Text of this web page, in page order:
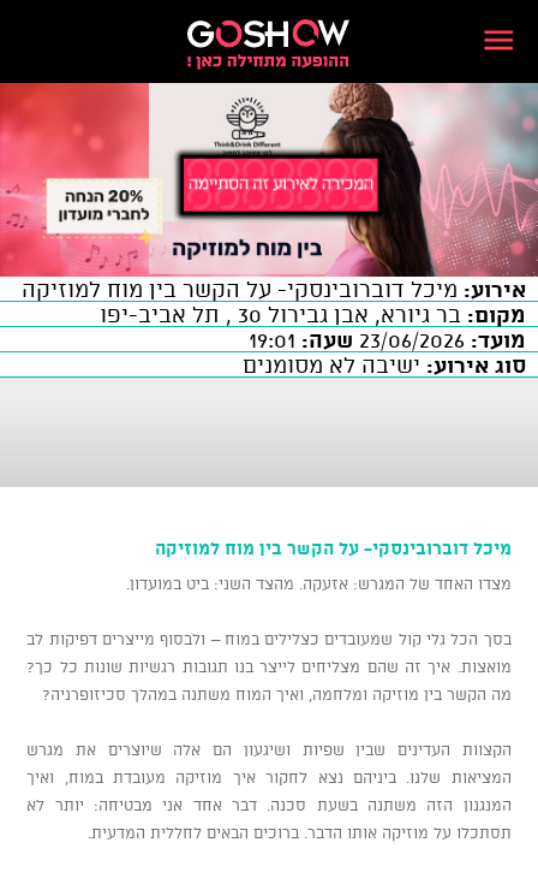
אירוע: מיכל דוברובינסקי- על הקשר בין מוח למוזיקה
מקום: בר גיורא, אבן גבירול 30 , תל אביב-יפו
מועד:
שעה:
סוג אירוע: ישיבה לא מסומנים
מיכל דוברובינסקי- על הקשר בין מוח למוזיקה
מצדו האחד של המגרש: אזעקה. מהצד השני: ביט במועדון.
בסך הכל גלי קול שמעובדים כצלילים במוח – ולבסוף מייצרים דפיקות לב
מואצות. איך זה שהם מצליחים לייצר בנו תגובות רגשיות שונות כל כך?
מה הקשר בין מוזיקה ומלחמה, ואיך המוח משתנה במהלך סכיזופרניה?
הקצוות העדינים שבין שפיות ושיגעון הם אלה שיוצרים את מגרש
המציאות שלנו. ביניהם נצא לחקור איך מוזיקה מעובדת במוח, ואיך
המנגנון הזה משתנה בשעת סכנה. דבר אחד אני מבטיחה: יותר לא
תסתכלו על מוזיקה אותו הדבר. ברוכים הבאים לחללית המדעית.